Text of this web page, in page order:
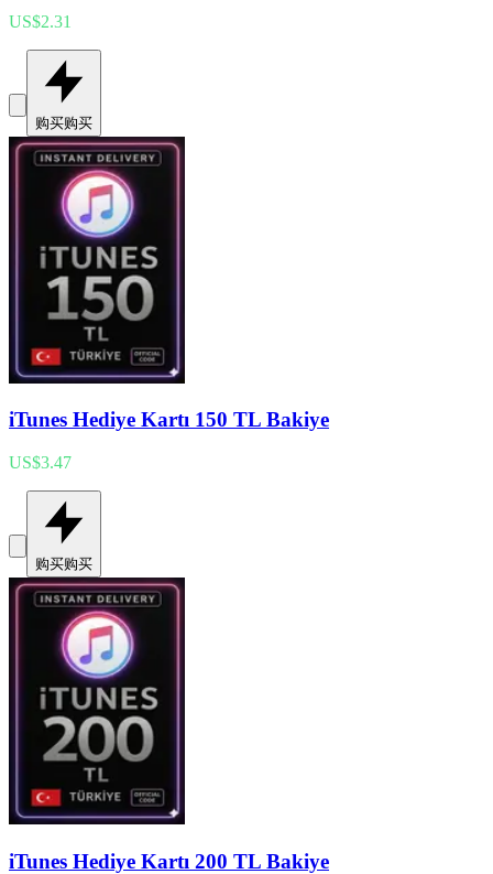
US$2.31
购买购买
iTunes Hediye Kartı 150 TL Bakiye
US$3.47
购买购买
iTunes Hediye Kartı 200 TL Bakiye